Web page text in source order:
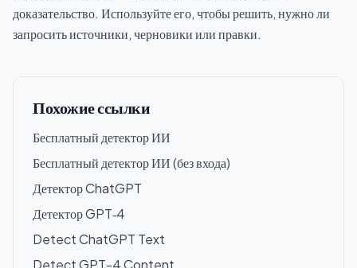
доказательство. Используйте его, чтобы решить, нужно ли
запросить источники, черновики или правки.
Похожие ссылки
Бесплатный детектор ИИ
Бесплатный детектор ИИ (без входа)
Детектор ChatGPT
Детектор GPT‑4
Detect ChatGPT Text
Detect GPT-4 Content